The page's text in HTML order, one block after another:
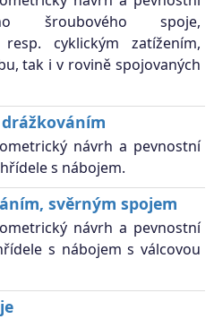
šroubového spoje,
cyklickým zatížením,
tak i v rovině spojovaných
návrh a pevnostní
s nábojem.
svěrným spojem
návrh a pevnostní
s nábojem s válcovou